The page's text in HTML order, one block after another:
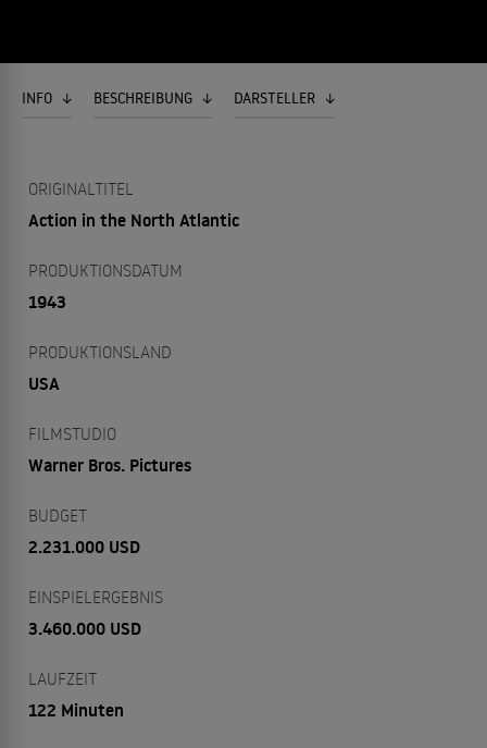
INFO BESCHREIBUNG DARSTELLER
ORIGINALTITEL
Action in the North Atlantic
PRODUKTIONSDATUM
1943
PRODUKTIONSLAND
USA
FILMSTUDIO
Warner Bros. Pictures
BUDGET
2.231.000 USD
EINSPIELERGEBNIS
3.460.000 USD
LAUFZEIT
122 Minuten